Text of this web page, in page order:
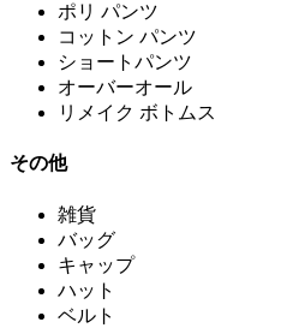
ポリ パンツ
コットン パンツ
ショートパンツ
オーバーオール
リメイク ボトムス
その他
雑貨
バッグ
キャップ
ハット
ベルト